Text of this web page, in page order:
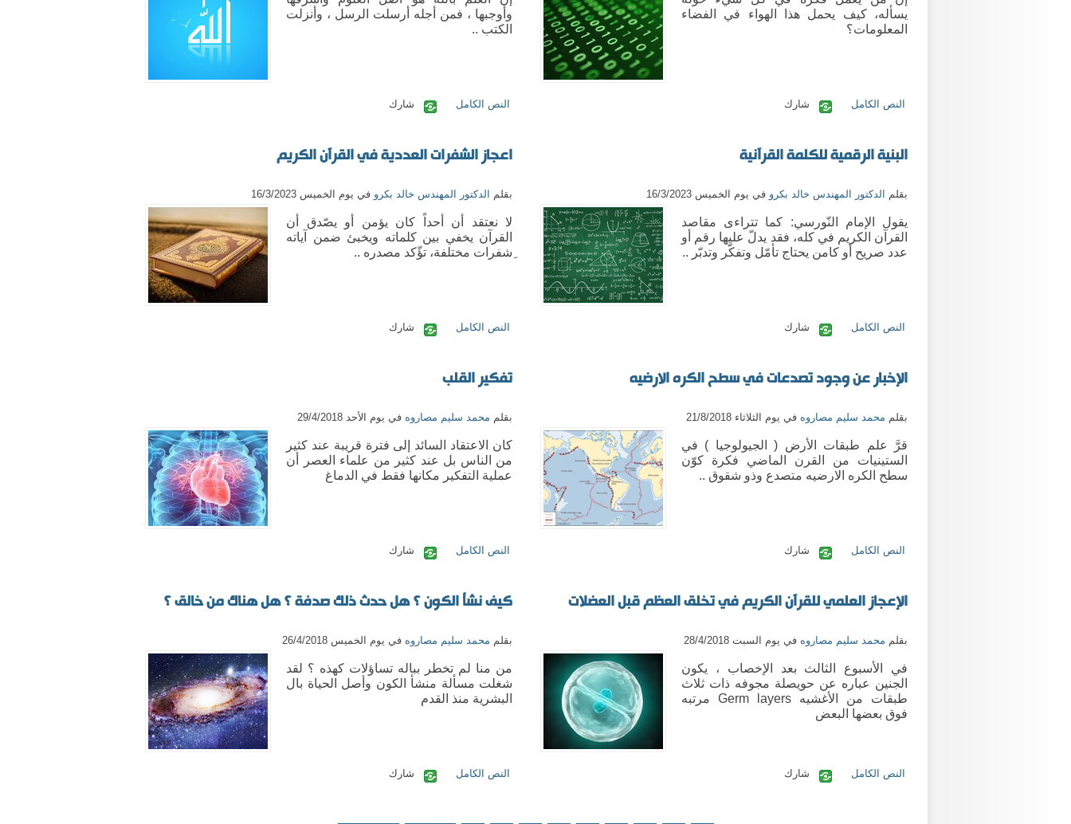
يسأله، كيف يحمل هذا الهواء في الفضاء
المعلومات؟
النص الكامل شارك
وأوجبها ، فمن أجله أرسلت الرسل ، وأنزلت
الكتب ..
النص الكامل شارك
البنية الرقمية للكلمة القرآنية
بقلم الدكتور المهندس خالد بكرو في يوم الخميس 16/3/2023
يقول الإمام النّورسي: كما تتراءى مقاصد
القرآن الكريم في كله، فقد يدلّ عليها رقم أو
عدد صريح أو كامن يحتاج تأمّل وتفكّر وتدبّر ..
النص الكامل شارك
اعجاز الشفرات العددية في القرآن الكريم
بقلم الدكتور المهندس خالد بكرو في يوم الخميس 16/3/2023
لا نعتقد أن أحداً كان يؤمن أو يصّدق أن
القرآن يخفي بين كلماته ويخبئ ضمن آياته
ِشفرات مختلفة، تؤّكد مصدره ..
النص الكامل شارك
الإخبار عن وجود تصدعات في سطح الكره الارضيه
بقلم محمد سليم مصاروه في يوم الثلاثاء 21/8/2018
قرَّ علم طبقات الأرض ( الجيولوجيا ) في
الستينيات من القرن الماضي فكرة كوّن
سطح الكره الارضيه متصدع وذو شقوق ..
النص الكامل شارك
تفكير القلب
بقلم محمد سليم مصاروه في يوم الأحد 29/4/2018
كان الاعتقاد السائد إلى فترة قريبة‏‎ عند كثير
من الناس بل عند كثير من علماء العصر أن
عملية التفكير مكانها فقط في الدماغ
النص الكامل شارك
الإعجاز العلمي للقرآن الكريم في تخلق العظم قبل العضلات
بقلم محمد سليم مصاروه في يوم السبت 28/4/2018
في الأسبوع الثالث بعد الإخصاب ، يكون
الجنين عباره عن حويصلة مجوفه ذات ثلاث
طبقات من الأغشيه Germ layers مرتبه
فوق بعضها البعض
النص الكامل شارك
كيف نشأ الكون ؟ هل حدث ذلك صدفة ؟ هل هناك من خالق ؟
بقلم محمد سليم مصاروه في يوم الخميس 26/4/2018
من منا لم تخطر بباله تساؤلات كهذه ؟ لقد
شغلت مسألة منشأ الكون وأصل الحياة بال
البشرية منذ القدم
النص الكامل شارك